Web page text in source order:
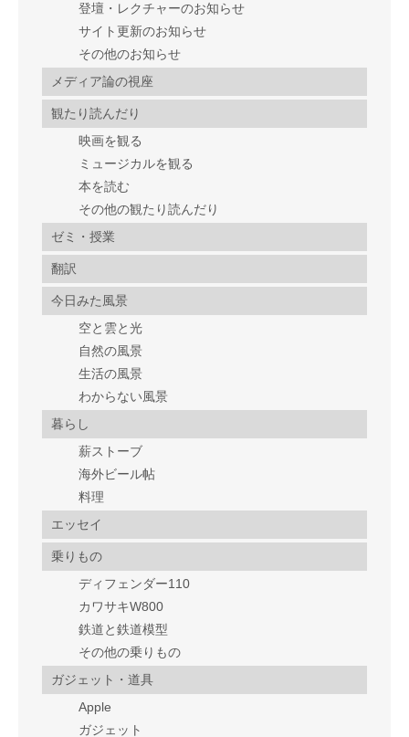
登壇・レクチャーのお知らせ
サイト更新のお知らせ
その他のお知らせ
メディア論の視座
観たり読んだり
映画を観る
ミュージカルを観る
本を読む
その他の観たり読んだり
ゼミ・授業
翻訳
今日みた風景
空と雲と光
自然の風景
生活の風景
わからない風景
暮らし
薪ストーブ
海外ビール帖
料理
エッセイ
乗りもの
ディフェンダー110
カワサキW800
鉄道と鉄道模型
その他の乗りもの
ガジェット・道具
Apple
ガジェット